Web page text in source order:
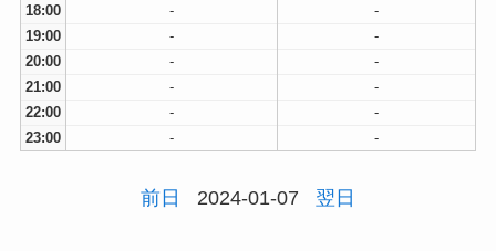
18:00
-
-
19:00
-
-
20:00
-
-
21:00
-
-
22:00
-
-
23:00
- -
前日 2024-01-07 翌日